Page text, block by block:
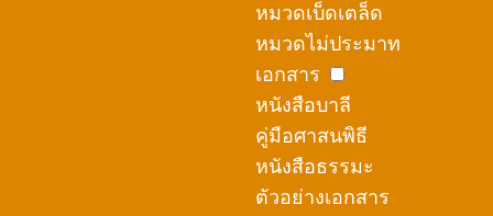
หมวดเบ็ดเตล็ด
หมวดไม่ประมาท
เอกสาร
หนังสือบาลี
คู่มือศาสนพิธี
หนังสือธรรมะ
ตัวอย่างเอกสาร